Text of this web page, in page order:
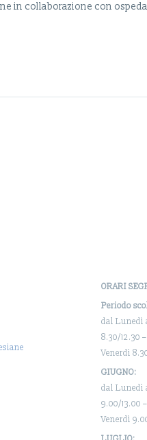
in collaborazione con
ORARI
Periodo
dal Lunedì
8.30/12.30
Venerdì
GIUGNO:
dal Lunedì
9.00/13.00
Venerdì